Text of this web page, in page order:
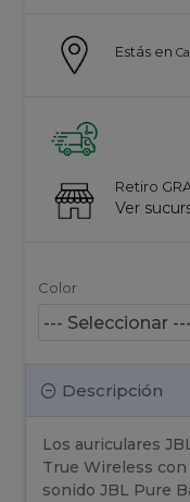
Color
Descripción
Los auriculares
True Wireless
sonido JBL Pure
Estás en
Retiro
Ver